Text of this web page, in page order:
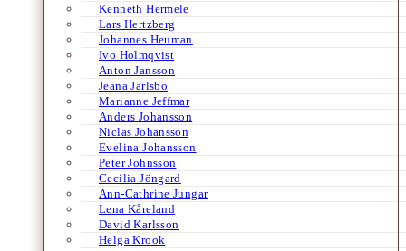
Kenneth Hermele
Lars Hertzberg
Johannes Heuman
Ivo Holmqvist
Anton Jansson
Jeana Jarlsbo
Marianne Jeffmar
Anders Johansson
Niclas Johansson
Evelina Johansson
Peter Johnsson
Cecilia Jöngard
Ann-Cathrine Jungar
Lena Kåreland
David Karlsson
Helga Krook